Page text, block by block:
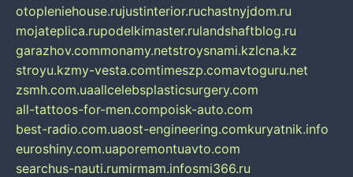
otopleniehouse.rujustinterior.ruchastnyjdom.ru
mojateplica.rupodelkimaster.rulandshaftblog.ru
garazhov.commonamy.netstroysnami.kzlcna.kz
stroyu.kzmy-vesta.comtimeszp.comavtoguru.net
zsmh.com.uaallcelebsplasticsurgery.com
all-tattoos-for-men.compoisk-auto.com
best-radio.com.uaost-engineering.comkuryatnik.info
euroshiny.com.uaporemontuavto.com
searchus-nauti.rumirmam.infosmi366.ru